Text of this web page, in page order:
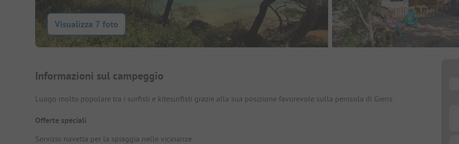
Visualizza 7 foto
Presentazione del campeggio
Informazioni sul campeggio
Luogo molto popolare tra i surfisti e kitesurfisti grazie alla sua posizione favorevole sulla penisola di Giens.
Offerte speciali
Servizio navetta per la spiaggia nelle vicinanze.